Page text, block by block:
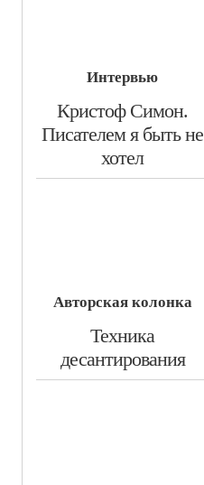
Интервью
​Кристоф Симон.
Писателем я быть не
хотел
Авторская колонка
​Техника
десантирования